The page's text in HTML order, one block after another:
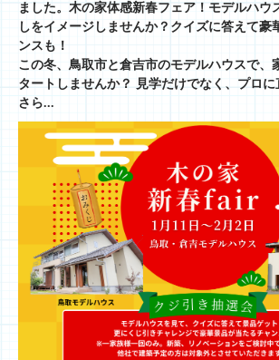
ました。木の家体感新春フェア！モデルハウ
しをイメージしませんか？クイズに答えて豪
ンスも！
この冬、鳥取市と倉吉市のモデルハウスで、
タートしませんか？ 見学だけでなく、プロに
さら...